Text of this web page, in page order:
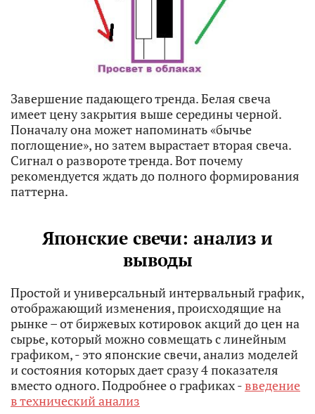
Завершение падающего тренда. Белая свеча
имеет цену закрытия выше середины черной.
Поначалу она может напоминать «бычье
поглощение», но затем вырастает вторая свеча.
Сигнал о развороте тренда. Вот почему
рекомендуется ждать до полного формирования
паттерна.
Японские свечи: анализ и
выводы
Простой и универсальный интервальный график,
отображающий изменения, происходящие на
рынке – от биржевых котировок акций до цен на
сырье, который можно совмещать с линейным
графиком, - это японские свечи, анализ моделей
и состояния которых дает сразу 4 показателя
вместо одного. Подробнее о графиках -введение
в технический анализ